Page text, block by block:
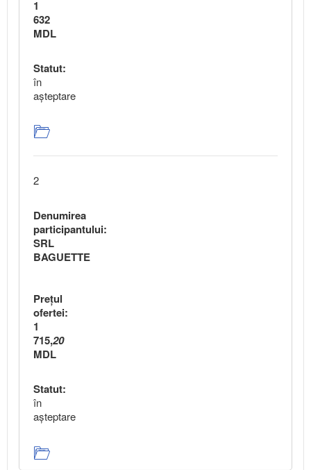
1
632
MDL
Statut:
în
aşteptare
2
Denumirea
participantului:
SRL
BAGUETTE
Preţul
ofertei:
1
715,20
MDL
Statut:
în
aşteptare